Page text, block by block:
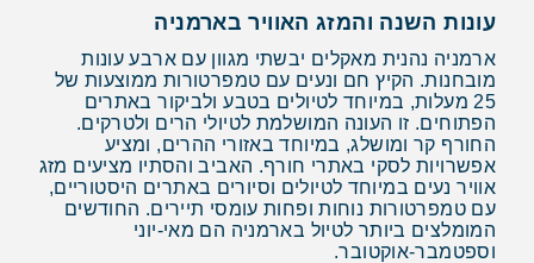
עונות השנה והמזג האוויר בארמניה
ארמניה נהנית מאקלים יבשתי מגוון עם ארבע עונות
מובחנות. הקיץ חם ונעים עם טמפרטורות ממוצעות של
25 מעלות, במיוחד לטיולים בטבע ולביקור באתרים
הפתוחים. זו העונה המושלמת לטיולי הרים ולטרקים.
החורף קר ומושלג, במיוחד באזורי ההרים, ומציע
אפשרויות לסקי באתרי חורף. האביב והסתיו מציעים מזג
אוויר נעים במיוחד לטיולים וסיורים באתרים היסטוריים,
עם טמפרטורות נוחות ופחות עומסי תיירים. החודשים
המומלצים ביותר לטיול בארמניה הם מאי-יוני
וספטמבר-אוקטובר.